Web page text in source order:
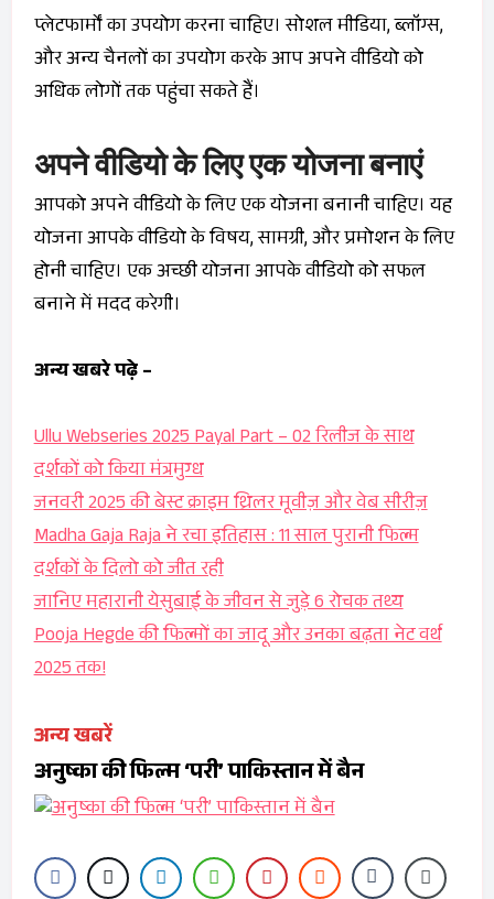
प्लेटफार्मों का उपयोग करना चाहिए। सोशल मीडिया, ब्लॉग्स,
और अन्य चैनलों का उपयोग करके आप अपने वीडियो को
अधिक लोगों तक पहुंचा सकते हैं।
अपने वीडियो के लिए एक योजना बनाएं
आपको अपने वीडियो के लिए एक योजना बनानी चाहिए। यह
योजना आपके वीडियो के विषय, सामग्री, और प्रमोशन के लिए
होनी चाहिए। एक अच्छी योजना आपके वीडियो को सफल
बनाने में मदद करेगी।
अन्य खबरे पढ़े –
Ullu Webseries 2025 Payal Part – 02 रिलीज के साथ
दर्शकों को किया मंत्रमुग्ध
जनवरी 2025 की बेस्ट क्राइम थ्रिलर मूवीज़ और वेब सीरीज़
Madha Gaja Raja ने रचा इतिहास : 11 साल पुरानी फिल्म
दर्शकों के दिलो को जीत रही
जानिए महारानी येसुबाई के जीवन से जुड़े 6 रोचक तथ्य
Pooja Hegde की फिल्मों का जादू और उनका बढ़ता नेट वर्थ
2025 तक!
अन्य खबरें
अनुष्का की फिल्म ‘परी’ पाकिस्तान में बैन